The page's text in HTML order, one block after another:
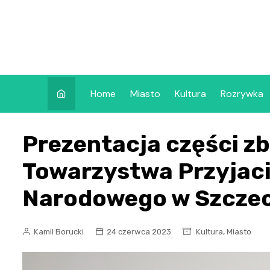
Home Miasto Kultura Rozrywka
Prezentacja części
Towarzystwa
Narodowego w
Kamil Borucki 24 czerwca 2023 Kultura, Miasto